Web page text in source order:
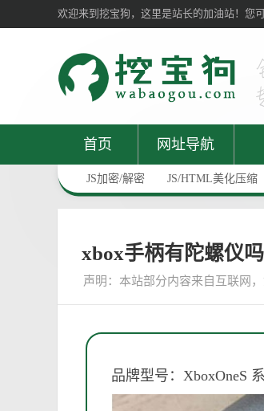
欢迎来到挖宝狗，这里是站长的加油站！您
首页 网址导航
JS加密/解密 JS/HTML美化压缩
xbox手柄有陀螺仪吗
声明： 本站部分内容来自互联网
品牌型号：XboxOneS